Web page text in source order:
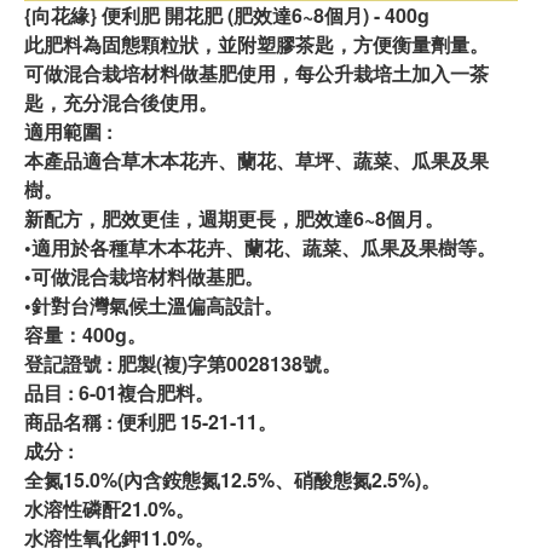
{向花緣} 便利肥 開花肥 (肥效達6~8個月) - 400g
此肥料為固態顆粒狀，並附塑膠茶匙，方便衡量劑量。
可做混合栽培材料做基肥使用，每公升栽培土加入一茶
匙，充分混合後使用。
適用範圍 :
本產品適合草木本花卉、蘭花、草坪、蔬菜、瓜果及果
樹。
新配方，肥效更佳，週期更長，肥效達6~8個月。
•適用於各種草木本花卉、蘭花、蔬菜、瓜果及果樹等。
•可做混合栽培材料做基肥。
•針對台灣氣候土溫偏高設計。
容量：400g。
登記證號 : 肥製(複)字第0028138號。
品目 : 6-01複合肥料。
商品名稱 : 便利肥 15-21-11。
成分 :
全氮15.0%(內含銨態氮12.5%、硝酸態氮2.5%)。
水溶性磷酐21.0%。
水溶性氧化鉀11.0%。